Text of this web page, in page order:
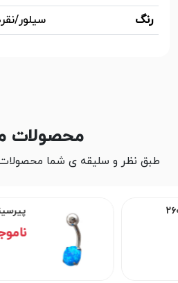
رنگ
سیلور/
محصولات
طبق نظر و سلیقه ی شما محصولات